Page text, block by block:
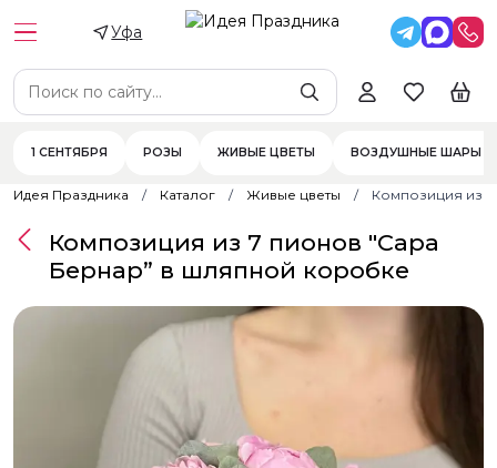
Уфа
1 СЕНТЯБРЯ РОЗЫ ЖИВЫЕ ЦВЕТЫ ВОЗДУШНЫЕ ШАРЫ
Идея Праздника Каталог Живые цветы Композиция из
Композиция из 7 пионов "Сара
Бернар” в шляпной коробке